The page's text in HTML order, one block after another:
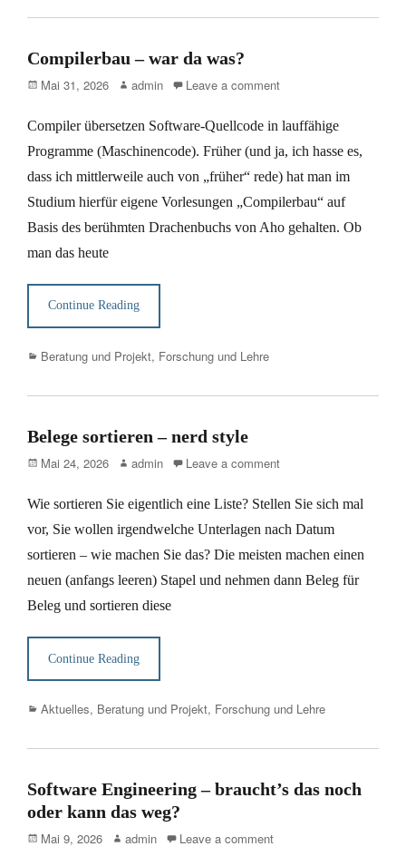
Compilerbau – war da was?
PostedMai 31, 2026 Author
admin Leave a comment
Compiler übersetzen Software-Quellcode in lauffähige
Programme (Maschinencode). Früher (und ja, ich hasse es,
dass ich mittlerweile auch von „früher“ rede) hat man im
Studium hierfür eigene Vorlesungen „Compilerbau“ auf
Basis des berühmten Drachenbuchs von Aho gehalten. Ob
man das heute
Continue Reading
Categories
Beratung und Projekt, Forschung und Lehre
Belege sortieren – nerd style
PostedMai 24, 2026 Author
admin Leave a comment
Wie sortieren Sie eigentlich eine Liste? Stellen Sie sich mal
vor, Sie wollen irgendwelche Unterlagen nach Datum
sortieren – wie machen Sie das? Die meisten machen einen
neuen (anfangs leeren) Stapel und nehmen dann Beleg für
Beleg und sortieren diese
Continue Reading
Categories
Aktuelles, Beratung und Projekt, Forschung und Lehre
Software Engineering – braucht’s das noch
oder kann das weg?
PostedMai 9, 2026 Author
admin Leave a comment